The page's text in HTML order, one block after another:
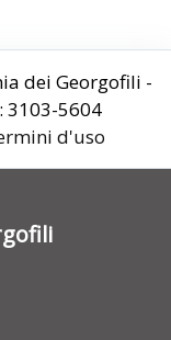
dei Georgofili -
3103-5604
d'uso